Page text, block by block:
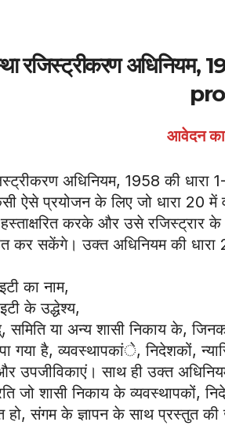
रजिस्ट्रीकरण
आवेदन का
अधिनियम, 1958 की धारा
ऐसे प्रयोजन के लिए जो धारा 20
करके और उसे
कर सकेंगे। उक्त अधिनियम की धारा
का नाम,
के उद्धेश्य,
समिति या अन्य शासी निकाय के,
गया है, व्यवस्थापकांे, निदेशकों,
उपजीविकाएं। साथ ही उक्त
जो शासी निकाय के व्यवस्थापकों,
हो, संगम के ज्ञापन के साथ प्रस्तुत की